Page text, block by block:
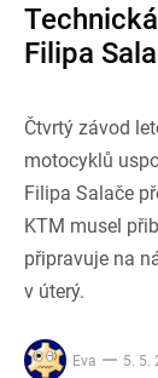
Filipa
Čtvrtý závod
motocyklů
Filipa Salače
KTM musel
připravuje na
v úterý.
Eva 5. 5.